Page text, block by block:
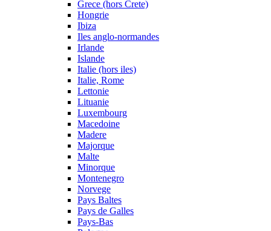
Grece (hors Crete)
Hongrie
Ibiza
Iles anglo-normandes
Irlande
Islande
Italie (hors iles)
Italie, Rome
Lettonie
Lituanie
Luxembourg
Macedoine
Madere
Majorque
Malte
Minorque
Montenegro
Norvege
Pays Baltes
Pays de Galles
Pays-Bas